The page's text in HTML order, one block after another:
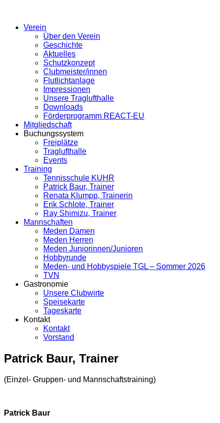
Verein
Über den Verein
Geschichte
Aktuelles
Schutzkonzept
Clubmeister/innen
Flutlichtanlage
Impressionen
Unsere Traglufthalle
Downloads
Förderprogramm REACT-EU
Mitgliedschaft
Buchungssystem
Freiplätze
Traglufthalle
Events
Training
Tennisschule KUHR
Patrick Baur, Trainer
Renata Klumpp, Trainerin
Erik Schlote, Trainer
Ray Shimizu, Trainer
Mannschaften
Meden Damen
Meden Herren
Meden Juniorinnen/Junioren
Hobbyrunde
Meden- und Hobbyspiele TGL – Sommer 2026
TVN
Gastronomie
Unsere Clubwirte
Speisekarte
Tageskarte
Kontakt
Kontakt
Vorstand
Patrick Baur, Trainer
(Einzel- Gruppen- und Mannschaftstraining)
Patrick Baur